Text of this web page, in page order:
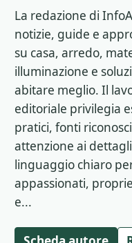
La redazione di
notizie, guide e
su casa, arredo,
illuminazione e
abitare meglio. Il
editoriale privilegia
pratici, fonti
attenzione ai dettagli
linguaggio chiaro
appassionati,
e...